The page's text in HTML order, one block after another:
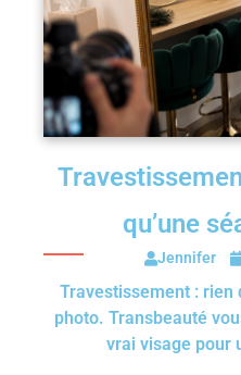
qu’une
Jennifer
Travestissement : rien
photo. Transbeauté
vrai visage pour